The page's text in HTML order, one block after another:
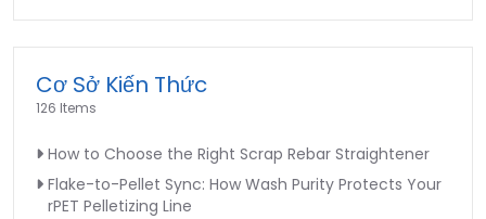
Cơ Sở Kiến Thức
126 Items
How to Choose the Right Scrap Rebar Straightener
Flake-to-Pellet Sync: How Wash Purity Protects Your
rPET Pelletizing Line